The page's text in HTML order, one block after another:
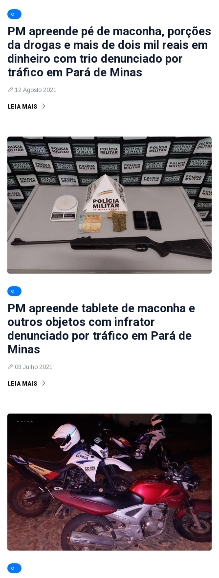
PM apreende pé de maconha, porções
da drogas e mais de dois mil reais em
dinheiro com trio denunciado por
tráfico em Pará de Minas
12 Agosto 2021
LEIA MAIS
PM apreende tablete de maconha e
outros objetos com infrator
denunciado por tráfico em Pará de
Minas
08 Julho 2021
LEIA MAIS